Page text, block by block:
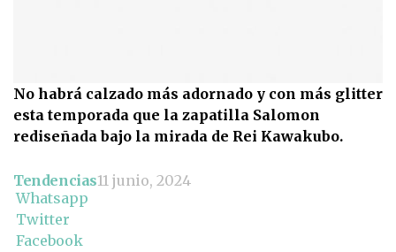
No habrá calzado más adornado y con más glitter
esta temporada que la zapatilla Salomon
rediseñada bajo la mirada de Rei Kawakubo.
Tendencias11 junio, 2024
Whatsapp
Twitter
Facebook